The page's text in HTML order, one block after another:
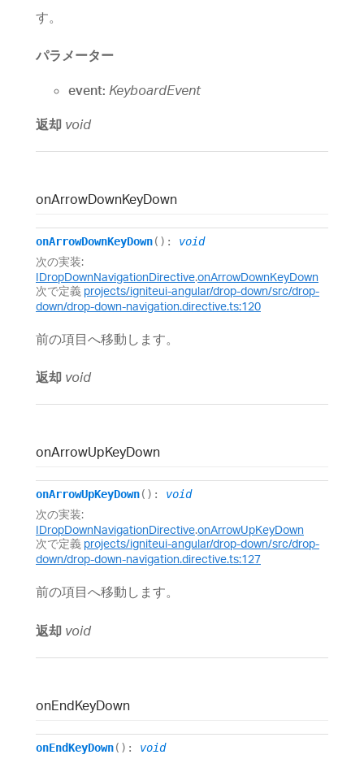
す。
パラメーター
event: KeyboardEvent
返却 void
onArrowDownKeyDown
onArrowDownKeyDown() : void
次の実装:
IDropDownNavigationDirective.onArrowDownKeyDown
次で定義 projects/igniteui-angular/drop-down/src/drop-
down/drop-down-navigation.directive.ts:120
前の項目へ移動します。
返却 void
onArrowUpKeyDown
onArrowUpKeyDown() : void
次の実装:
IDropDownNavigationDirective.onArrowUpKeyDown
次で定義 projects/igniteui-angular/drop-down/src/drop-
down/drop-down-navigation.directive.ts:127
前の項目へ移動します。
返却 void
onEndKeyDown
onEndKeyDown() : void